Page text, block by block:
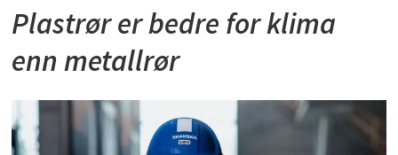
Plastrør er bedre for klima
enn metallrør